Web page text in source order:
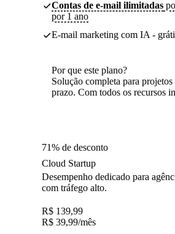
Contas de e-mail ilimitadas
por 1 ano
E-mail marketing com IA -
Por que este plano?
Solução completa para
prazo. Com todos os recursos
71% de desconto
Cloud Startup
Desempenho dedicado para
com tráfego alto.
R$ 139,99
R$ 39,99/mês